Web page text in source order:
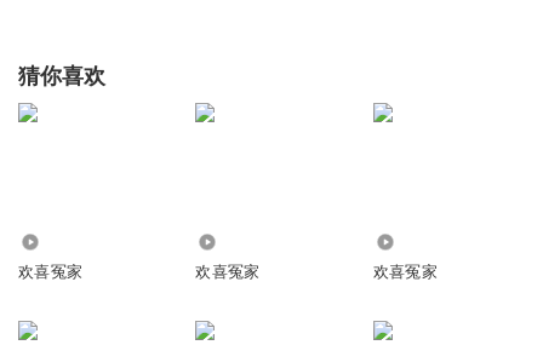
猜你喜欢
欢喜冤家 欢喜冤家 欢喜冤家